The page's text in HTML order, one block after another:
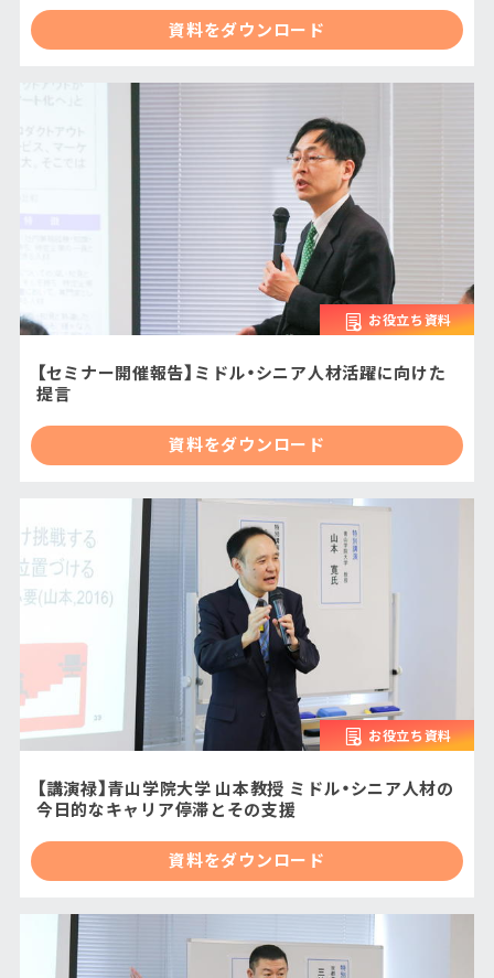
資料をダウンロード
お役立ち資料
【セミナー開催報告】ミドル・シニア人材活躍に向けた
提言
資料をダウンロード
お役立ち資料
【講演禄】青山学院大学 山本教授 ミドル・シニア人材の
今日的なキャリア停滞とその支援
資料をダウンロード